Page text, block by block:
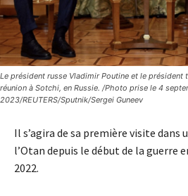
Le président russe Vladimir Poutine et le président
réunion à Sotchi, en Russie. /Photo prise le 4
2023/REUTERS/Sputnik/Sergei Guneev
Il s’agira de sa première visite dans
l’Otan depuis le début de la guerre
2022.